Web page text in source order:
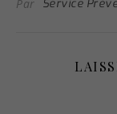
Par Service